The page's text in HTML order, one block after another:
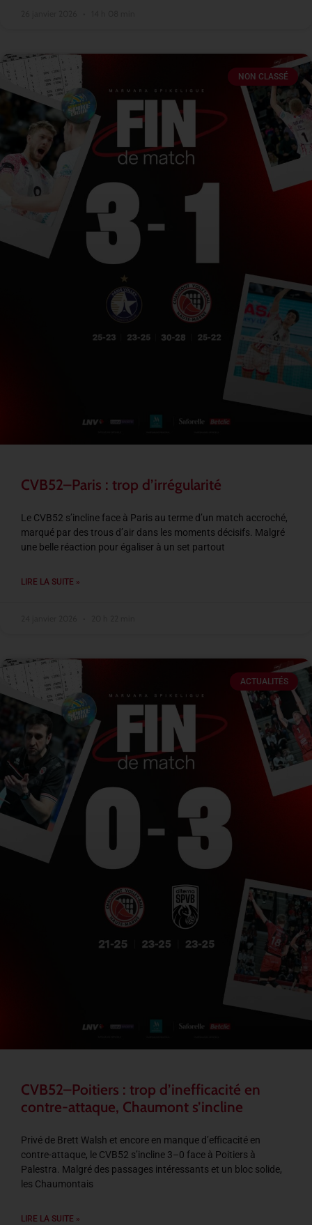
NON CLASSÉ
CVB52–Paris : trop d’irrégularité
Le CVB52 s’incline face à Paris au terme d’un match accroché,
marqué par des trous d’air dans les moments décisifs. Malgré
une belle réaction pour égaliser à un set partout
LIRE LA SUITE »
ACTUALITÉS
CVB52–Poitiers : trop d’inefficacité en
contre-attaque, Chaumont s’incline
Privé de Brett Walsh et encore en manque d’efficacité en
contre-attaque, le CVB52 s’incline 3–0 face à Poitiers à
Palestra. Malgré des passages intéressants et un bloc solide,
les Chaumontais
LIRE LA SUITE »